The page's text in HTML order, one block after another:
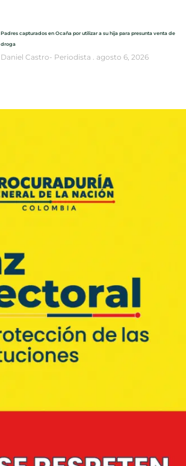
Padres capturados en Ocaña por utilizar a su hija para presunta venta de
droga
Daniel Castro- Periodista agosto 6, 2026